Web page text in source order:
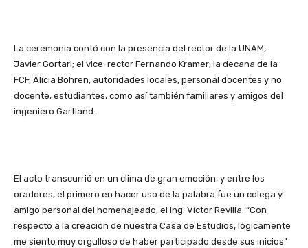
La ceremonia contó con la presencia del rector de la UNAM,
Javier Gortari; el vice-rector Fernando Kramer; la decana de la
FCF, Alicia Bohren, autoridades locales, personal docentes y no
docente, estudiantes, como así también familiares y amigos del
ingeniero Gartland.
El acto transcurrió en un clima de gran emoción, y entre los
oradores, el primero en hacer uso de la palabra fue un colega y
amigo personal del homenajeado, el ing. Víctor Revilla. “Con
respecto a la creación de nuestra Casa de Estudios, lógicamente
me siento muy orgulloso de haber participado desde sus inicios”